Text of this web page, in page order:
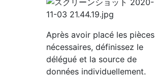
Après avoir placé les pièces
nécessaires, définissez le
délégué et la source de
données individuellement.